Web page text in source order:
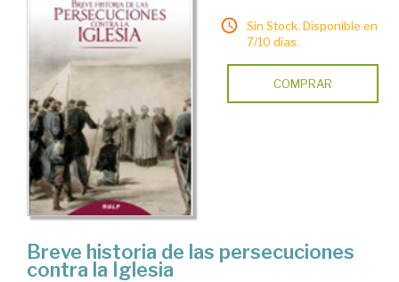
Sin Stock. Disponible en
7/10 días.
COMPRAR
Breve historia de las persecuciones
contra la Iglesia